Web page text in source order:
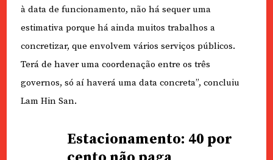
à data de funcionamento, não há sequer uma
estimativa porque há ainda muitos trabalhos a
concretizar, que envolvem vários serviços públicos.
Terá de haver uma coordenação entre os três
governos, só aí haverá uma data concreta”, concluiu
Lam Hin San.
Estacionamento: 40 por